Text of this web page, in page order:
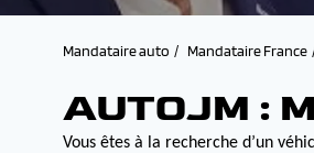
Mandataire auto Mandataire France
AUTOJM :
Vous êtes à la recherche d’un